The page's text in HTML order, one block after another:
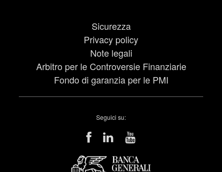
Sicurezza
Privacy policy
Note legali
Arbitro per le Controversie Finanziarie
Fondo di garanzia per le PMI
Seguici su: